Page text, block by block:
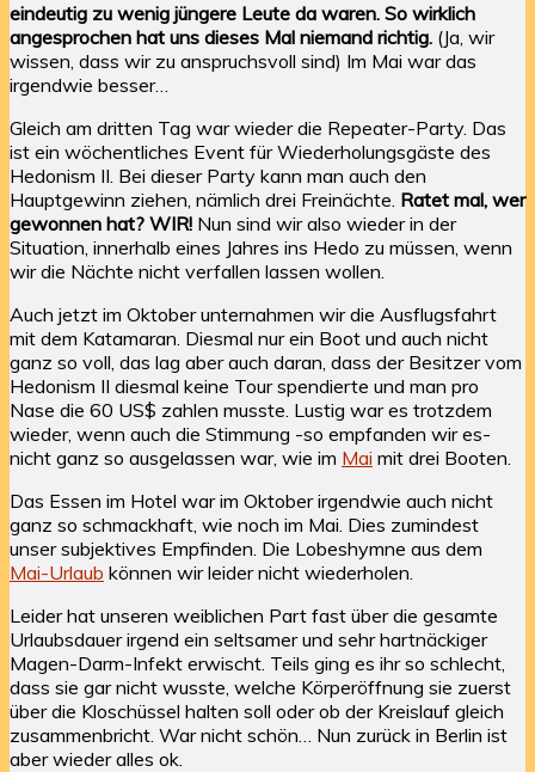
eindeutig zu wenig jüngere Leute da waren. So wirklich
angesprochen hat uns dieses Mal niemand richtig. (Ja, wir
wissen, dass wir zu anspruchsvoll sind) Im Mai war das
irgendwie besser…
Gleich am dritten Tag war wieder die Repeater-Party. Das
ist ein wöchentliches Event für Wiederholungsgäste des
Hedonism II. Bei dieser Party kann man auch den
Hauptgewinn ziehen, nämlich drei Freinächte. Ratet mal, wer
gewonnen hat? WIR! Nun sind wir also wieder in der
Situation, innerhalb eines Jahres ins Hedo zu müssen, wenn
wir die Nächte nicht verfallen lassen wollen.
Auch jetzt im Oktober unternahmen wir die Ausflugsfahrt
mit dem Katamaran. Diesmal nur ein Boot und auch nicht
ganz so voll, das lag aber auch daran, dass der Besitzer vom
Hedonism II diesmal keine Tour spendierte und man pro
Nase die 60 US$ zahlen musste. Lustig war es trotzdem
wieder, wenn auch die Stimmung -so empfanden wir es-
nicht ganz so ausgelassen war, wie im Mai mit drei Booten.
Das Essen im Hotel war im Oktober irgendwie auch nicht
ganz so schmackhaft, wie noch im Mai. Dies zumindest
unser subjektives Empfinden. Die Lobeshymne aus dem
Mai-Urlaub können wir leider nicht wiederholen.
Leider hat unseren weiblichen Part fast über die gesamte
Urlaubsdauer irgend ein seltsamer und sehr hartnäckiger
Magen-Darm-Infekt erwischt. Teils ging es ihr so schlecht,
dass sie gar nicht wusste, welche Körperöffnung sie zuerst
über die Kloschüssel halten soll oder ob der Kreislauf gleich
zusammenbricht. War nicht schön… Nun zurück in Berlin ist
aber wieder alles ok.